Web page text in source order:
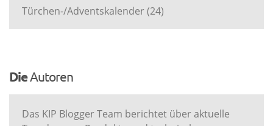
Türchen-/Adventskalender(24)
DieAutoren
Das KIP Blogger Team berichtet über aktuelle